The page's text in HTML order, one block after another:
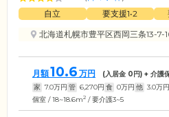
自立 要支援1•2
北海道札幌市豊平区西岡三条13-7-
月額10.6 万円 (入居金 0円) + 介護
家 7.0万円 管 6,270円 食 0万円 他 3.0万円
個室 / 18~18.6m2 / 要介護3~5